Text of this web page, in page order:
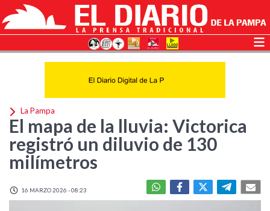
La Pampa
El mapa de la lluvia: Victorica
registró un diluvio de 130
milímetros
16 MARZO 2026 - 08:23